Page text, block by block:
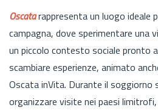
Oscatarappresenta un luogo ideale
campagna, dove sperimentare una
un piccolo contesto sociale pronto
scambiare esperienze, animato
Oscata inVita. Durante il soggiorno
organizzare visite nei paesi limitrofi,